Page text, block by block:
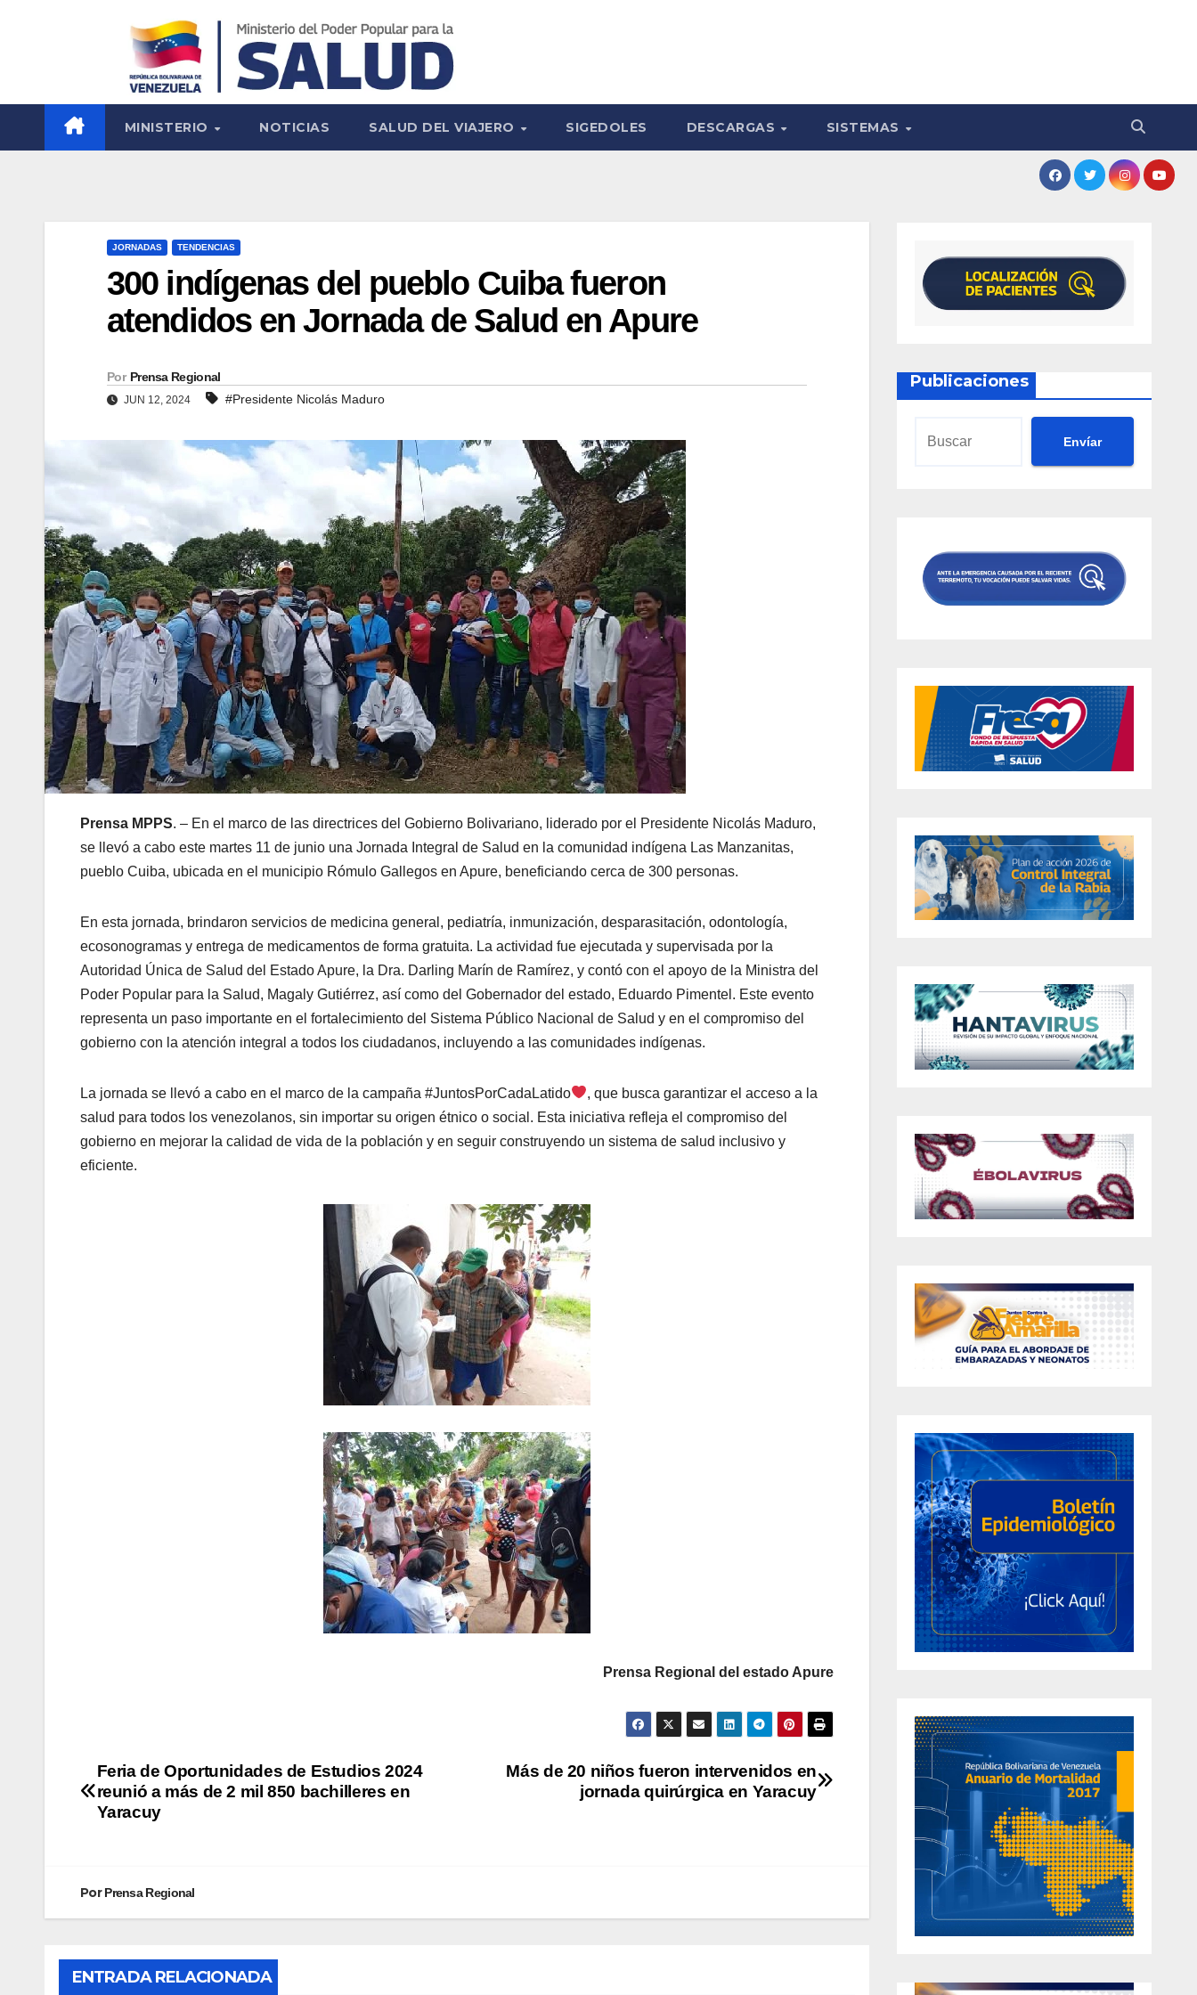
MINISTERIO NOTICIAS SALUD DEL VIAJERO SIGEDOLES DESCARGAS SISTEMAS
JORNADAS TENDENCIAS
300 indígenas del pueblo Cuiba fueron
atendidos en Jornada de Salud en Apure
Por Prensa Regional
JUN 12, 2024 #Presidente Nicolás Maduro
Prensa MPPS. – En el marco de las directrices del Gobierno Bolivariano, liderado por el Presidente Nicolás Maduro,
se llevó a cabo este martes 11 de junio una Jornada Integral de Salud en la comunidad indígena Las Manzanitas,
pueblo Cuiba, ubicada en el municipio Rómulo Gallegos en Apure, beneficiando cerca de 300 personas.
En esta jornada, brindaron servicios de medicina general, pediatría, inmunización, desparasitación, odontología,
ecosonogramas y entrega de medicamentos de forma gratuita. La actividad fue ejecutada y supervisada por la
Autoridad Única de Salud del Estado Apure, la Dra. Darling Marín de Ramírez, y contó con el apoyo de la Ministra del
Poder Popular para la Salud, Magaly Gutiérrez, así como del Gobernador del estado, Eduardo Pimentel. Este evento
representa un paso importante en el fortalecimiento del Sistema Público Nacional de Salud y en el compromiso del
gobierno con la atención integral a todos los ciudadanos, incluyendo a las comunidades indígenas.
La jornada se llevó a cabo en el marco de la campaña #JuntosPorCadaLatido
, que busca garantizar el acceso a la
salud para todos los venezolanos, sin importar su origen étnico o social. Esta iniciativa refleja el compromiso del
gobierno en mejorar la calidad de vida de la población y en seguir construyendo un sistema de salud inclusivo y
eficiente.
Prensa Regional del estado Apure
Más de 20 niños fueron intervenidos en
jornada quirúrgica en Yaracuy
Feria de Oportunidades de Estudios 2024
reunió a más de 2 mil 850 bachilleres en
Yaracuy
PorPrensa Regional
ENTRADA RELACIONADA
Publicaciones
Envíar